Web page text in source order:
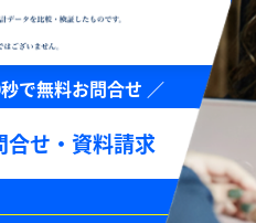
合せ・資料請求